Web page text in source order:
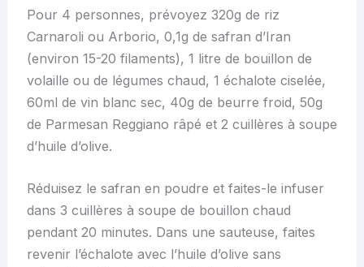
Pour 4 personnes, prévoyez 320g de riz
Carnaroli ou Arborio, 0,1g de safran d’Iran
(environ 15-20 filaments), 1 litre de bouillon de
volaille ou de légumes chaud, 1 échalote ciselée,
60ml de vin blanc sec, 40g de beurre froid, 50g
de Parmesan Reggiano râpé et 2 cuillères à soupe
d’huile d’olive.
Réduisez le safran en poudre et faites-le infuser
dans 3 cuillères à soupe de bouillon chaud
pendant 20 minutes. Dans une sauteuse, faites
revenir l’échalote avec l’huile d’olive sans